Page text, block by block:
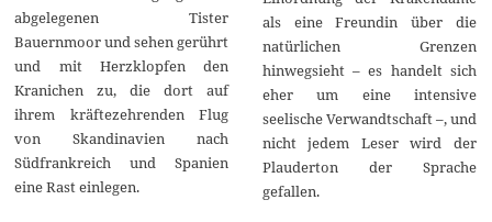
abgelegenen Tister
Bauernmoor und sehen gerührt
und mit Herzklopfen den
Kranichen zu, die dort auf
ihrem kräftezehrenden Flug
von Skandinavien nach
Südfrankreich und Spanien
eine Rast einlegen.
als eine Freundin über die
natürlichen Grenzen
hinwegsieht – es handelt sich
eher um eine intensive
seelische Verwandtschaft –, und
nicht jedem Leser wird der
Plauderton der Sprache
gefallen.